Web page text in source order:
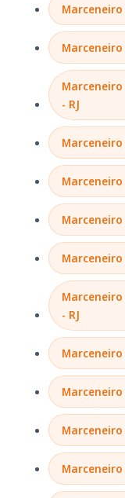
Marceneiro
- RJ
Marceneiro
Marceneiro
Marceneiro
- RJ
Marceneiro
Marceneiro
Marceneiro